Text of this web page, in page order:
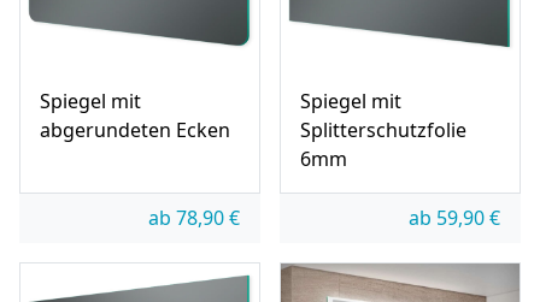
Spiegel mit
abgerundeten Ecken
ab 78,90€
Spiegel mit
Splitterschutzfolie
6mm
ab 59,90€